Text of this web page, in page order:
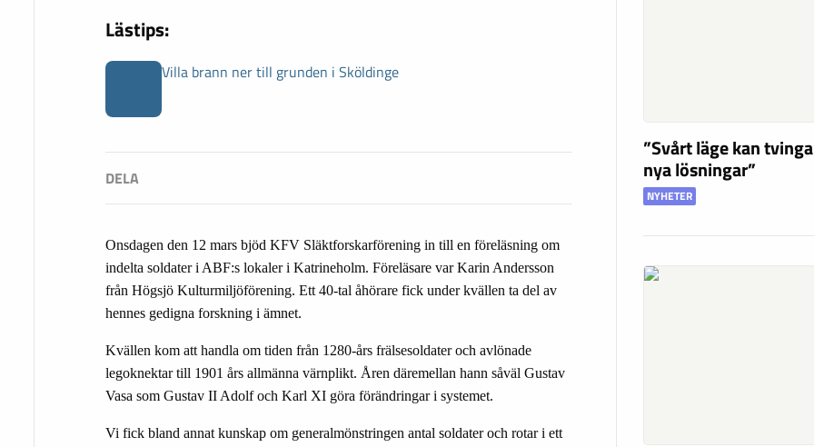
Lästips:
Villa brann ner till grunden i Sköldinge
Onsdagen den 12 mars bjöd KFV Släktforskarförening in till en föreläsning om
indelta soldater i ABF:s lokaler i Katrineholm. Föreläsare var Karin Andersson
från Högsjö Kulturmiljöförening. Ett 40-tal åhörare fick under kvällen ta del av
hennes gedigna forskning i ämnet.
Kvällen kom att handla om tiden från 1280-års frälsesoldater och avlönade
legoknektar till 1901 års allmänna värnplikt. Åren däremellan hann såväl Gustav
Vasa som Gustav II Adolf och Karl XI göra förändringar i systemet.
Vi fick bland annat kunskap om generalmönstringen antal soldater och rotar i ett
”Svårt läge kan
nya lösningar”
NYHETER